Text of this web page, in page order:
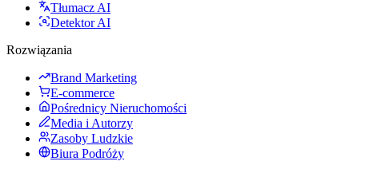
Tłumacz AI
Detektor AI
Rozwiązania
Brand Marketing
E-commerce
Pośrednicy Nieruchomości
Media i Autorzy
Zasoby Ludzkie
Biura Podróży